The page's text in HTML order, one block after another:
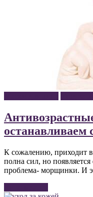
останавливаем
К сожалению, приходит
полна сил, но
проблема- морщинки. И